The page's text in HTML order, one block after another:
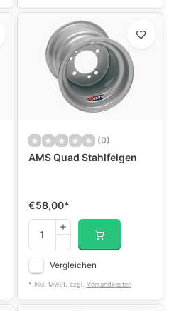
(0)
AMS Quad Stahlfelgen
€58,00*
Vergleichen
* Inkl. MwSt. zzgl. Versandkosten